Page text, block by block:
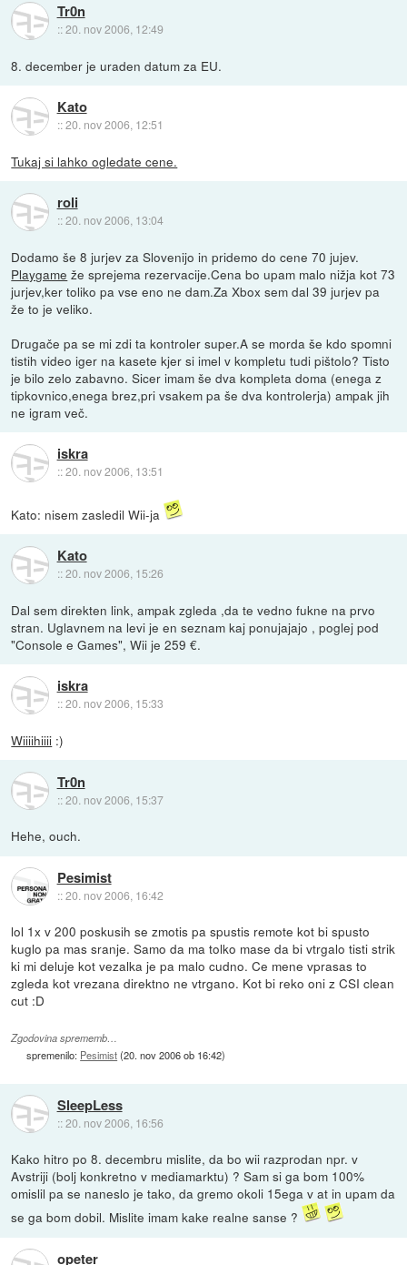
Tr0n
::20. nov 2006, 12:49
8. december je uraden datum za EU.
Kato
::20. nov 2006, 12:51
Tukaj si lahko ogledate cene.
roli
::20. nov 2006, 13:04
Dodamo še 8 jurjev za Slovenijo in pridemo do cene 70 jujev.
Playgame že sprejema rezervacije.Cena bo upam malo nižja kot 73
jurjev,ker toliko pa vse eno ne dam.Za Xbox sem dal 39 jurjev pa
že to je veliko.
Drugače pa se mi zdi ta kontroler super.A se morda še kdo spomni
tistih video iger na kasete kjer si imel v kompletu tudi pištolo? Tisto
je bilo zelo zabavno. Sicer imam še dva kompleta doma (enega z
tipkovnico,enega brez,pri vsakem pa še dva kontrolerja) ampak jih
ne igram več.
iskra
::20. nov 2006, 13:51
Kato: nisem zasledil Wii-ja
Kato
::20. nov 2006, 15:26
Dal sem direkten link, ampak zgleda ,da te vedno fukne na prvo
stran. Uglavnem na levi je en seznam kaj ponujajajo , poglej pod
"Console e Games", Wii je 259 €.
iskra
::20. nov 2006, 15:33
Wiiiihiiii :)
Tr0n
::20. nov 2006, 15:37
Hehe, ouch.
Pesimist
::20. nov 2006, 16:42
lol 1x v 200 poskusih se zmotis pa spustis remote kot bi spusto
kuglo pa mas sranje. Samo da ma tolko mase da bi vtrgalo tisti strik
ki mi deluje kot vezalka je pa malo cudno. Ce mene vprasas to
zgleda kot vrezana direktno ne vtrgano. Kot bi reko oni z CSI clean
cut :D
Zgodovina sprememb…
spremenilo: Pesimist(20. nov 2006 ob 16:42)
SleepLess
::20. nov 2006, 16:56
Kako hitro po 8. decembru mislite, da bo wii razprodan npr. v
Avstriji (bolj konkretno v mediamarktu) ? Sam si ga bom 100%
omislil pa se naneslo je tako, da gremo okoli 15ega v at in upam da
se ga bom dobil. Mislite imam kake realne sanse ?
opeter